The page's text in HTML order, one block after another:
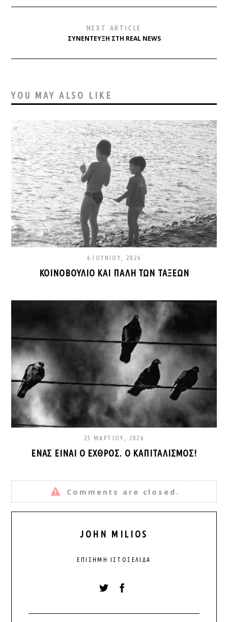
NEXT ARTICLE
ΣΥΝΈΝΤΕΥΞΗ ΣΤΗ REAL NEWS
YOU MAY ALSO LIKE
6 ΙΟΥΝΊΟΥ, 2026
ΚΟΙΝΟΒΟΎΛΙΟ ΚΑΙ ΠΆΛΗ ΤΩΝ ΤΆΞΕΩΝ
25 ΜΑΡΤΊΟΥ, 2026
ΈΝΑΣ ΕΊΝΑΙ Ο ΕΧΘΡΌΣ. Ο ΚΑΠΙΤΑΛΙΣΜΌΣ!
Comments are closed.
JOHN MILIOS
ΕΠΊΣΗΜΗ ΙΣΤΟΣΕΛΊΔΑ